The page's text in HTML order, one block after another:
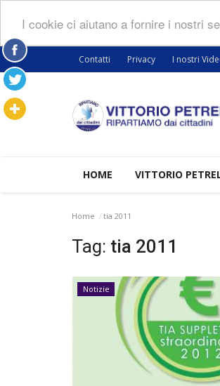
I cookie ci aiutano a fornire i nostri
Contatti Privacy I nostri
HOME VITTORIO
Home tia 2011
Tag: tia 2011
Notizie